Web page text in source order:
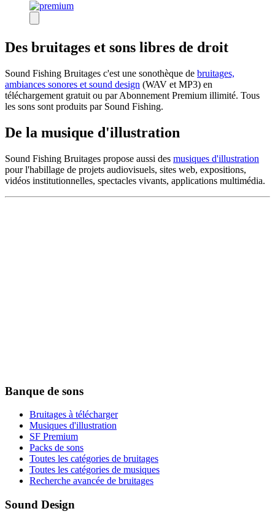
Des bruitages et sons libres de droit
Sound Fishing Bruitages c'est une sonothèque de bruitages,
ambiances sonores et sound design (WAV et MP3) en
téléchargement gratuit ou par Abonnement Premium illimité. Tous
les sons sont produits par Sound Fishing.
De la musique d'illustration
Sound Fishing Bruitages propose aussi des musiques d'illustration
pour l'habillage de projets audiovisuels, sites web, expositions,
vidéos institutionnelles, spectacles vivants, applications multimédia.
Banque de sons
Bruitages à télécharger
Musiques d'illustration
SF Premium
Packs de sons
Toutes les catégories de bruitages
Toutes les catégories de musiques
Recherche avancée de bruitages
Sound Design